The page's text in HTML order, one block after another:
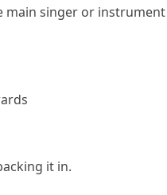
main singer or instrument
it in.